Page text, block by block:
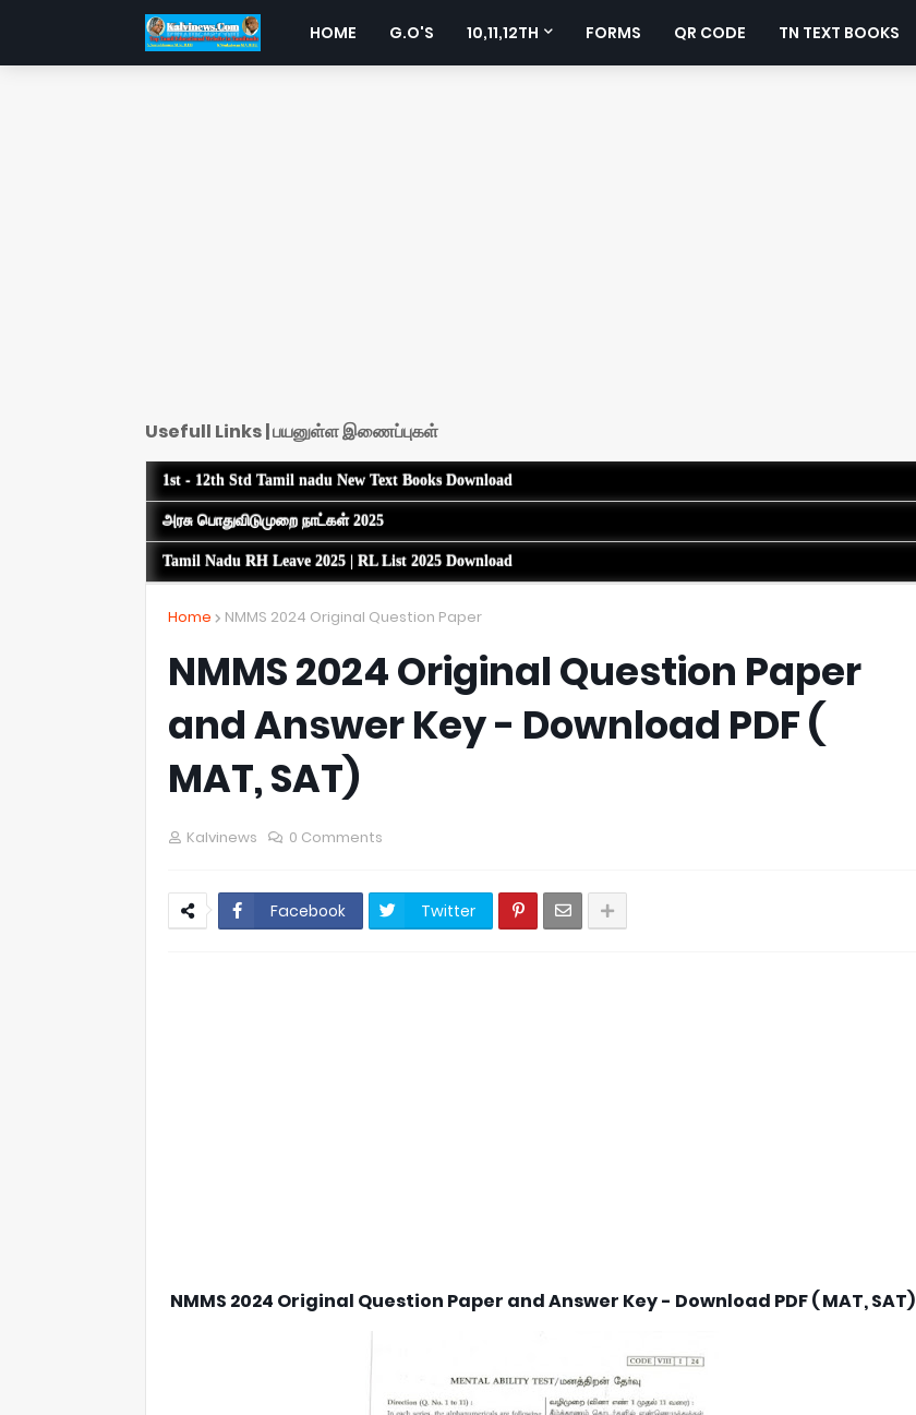
HOME G.O'S 10,11,12TH FORMS QR CODE TN TEXT BOOKS
Usefull Links | பயனுள்ள இணைப்புகள்
1st - 12th Std Tamil nadu New Text Books Download
அரசு பொதுவிடுமுறை நாட்கள் 2025
Tamil Nadu RH Leave 2025 | RL List 2025 Download
Home NMMS 2024 Original Question Paper
NMMS 2024 Original Question Paper
and Answer Key - Download PDF (
MAT, SAT)
Kalvinews 0 Comments
Facebook Twitter
NMMS 2024 Original Question Paper and Answer Key - Download PDF ( MAT, SAT)